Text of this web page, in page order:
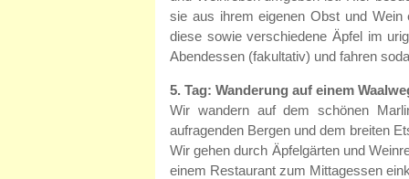
sie aus ihrem eigenen Obst und
diese sowie verschiedene Äpfel im
Abendessen (fakultativ) und fahren
5. Tag: Wanderung auf einem
Wir wandern auf dem schönen
aufragenden Bergen und dem breiten
Wir gehen durch Äpfelgärten und
einem Restaurant zum Mittagessen